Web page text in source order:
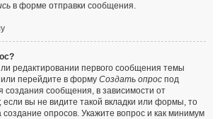
в форме отправки сообщения.
редактировании первого сообщения темы
перейдите в форму Создать опрос под
сообщения, в зависимости от
если вы не видите такой вкладки или формы, то
опросов. Укажите вопрос и как минимум